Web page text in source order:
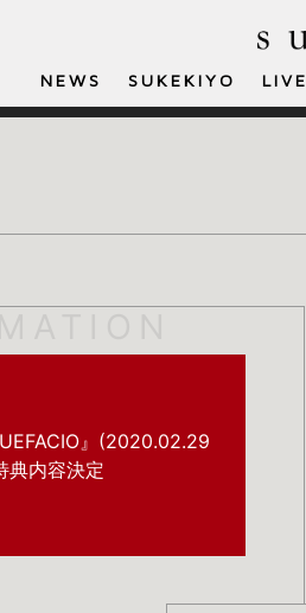
NEWS SUKEKIYO LIVE
』(2020.02.29
典内容決定